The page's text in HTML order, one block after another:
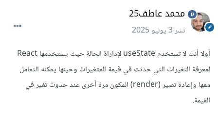
محمد عاطف25
نشر3 يوليو 2025
أولا أنت لا تستخدم useState لإداراة الحالة حيث يستخدمها React
لمعرفة التغيرات التي حدثت في قيمة المتغيرات وحينها يمكنه التعامل
معها وإعادة تصير (render) المكون مرة أخرى عند حدوث تغير في
القيمة.